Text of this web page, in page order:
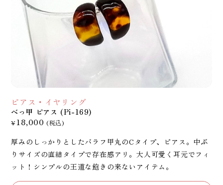
ピアス・イヤリング
べっ甲 ピアス (Pi-169)
¥18,000 (税込)
厚みのしっかりとしたバラフ甲丸のCタイプ、ピアス。中ぶ
りサイズの直結タイプで存在感アリ。大人可愛く耳元でフィ
ット！シンプルの王道な飽きの来ないアイテム。